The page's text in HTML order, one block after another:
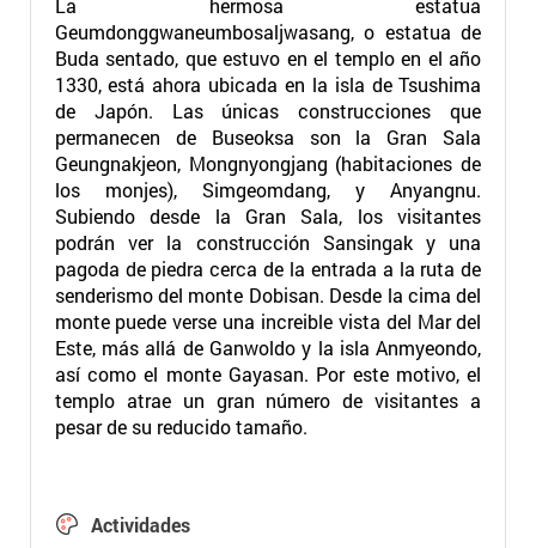
La hermosa estatua
Geumdonggwaneumbosaljwasang, o estatua de
Buda sentado, que estuvo en el templo en el año
1330, está ahora ubicada en la isla de Tsushima
de Japón. Las únicas construcciones que
permanecen de Buseoksa son la Gran Sala
Geungnakjeon, Mongnyongjang (habitaciones de
los monjes), Simgeomdang, y Anyangnu.
Subiendo desde la Gran Sala, los visitantes
podrán ver la construcción Sansingak y una
pagoda de piedra cerca de la entrada a la ruta de
senderismo del monte Dobisan. Desde la cima del
monte puede verse una increible vista del Mar del
Este, más allá de Ganwoldo y la isla Anmyeondo,
así como el monte Gayasan. Por este motivo, el
templo atrae un gran número de visitantes a
pesar de su reducido tamaño.
Actividades